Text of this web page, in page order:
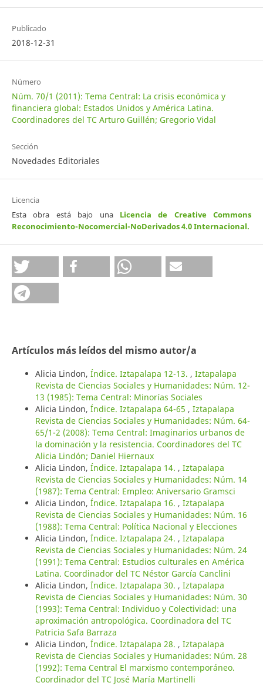
Publicado
2018-12-31
Número
Núm. 70/1 (2011): Tema Central: La crisis económica y
financiera global: Estados Unidos y América Latina.
Coordinadores del TC Arturo Guillén; Gregorio Vidal
Sección
Novedades Editoriales
Licencia
Esta obra está bajo una Licencia de Creative Commons
Reconocimiento-Nocomercial-NoDerivados 4.0 Internacional.
Artículos más leídos del mismo autor/a
Alicia Lindon, Índice. Iztapalapa 12-13. , Iztapalapa
Revista de Ciencias Sociales y Humanidades: Núm. 12-
13 (1985): Tema Central: Minorías Sociales
Alicia Lindon, Índice. Iztapalapa 64-65 , Iztapalapa
Revista de Ciencias Sociales y Humanidades: Núm. 64-
65/1-2 (2008): Tema Central: Imaginarios urbanos de
la dominación y la resistencia. Coordinadores del TC
Alicia Lindón; Daniel Hiernaux
Alicia Lindon, Índice. Iztapalapa 14. , Iztapalapa
Revista de Ciencias Sociales y Humanidades: Núm. 14
(1987): Tema Central: Empleo: Aniversario Gramsci
Alicia Lindon, Índice. Iztapalapa 16. , Iztapalapa
Revista de Ciencias Sociales y Humanidades: Núm. 16
(1988): Tema Central: Política Nacional y Elecciones
Alicia Lindon, Índice. Iztapalapa 24. , Iztapalapa
Revista de Ciencias Sociales y Humanidades: Núm. 24
(1991): Tema Central: Estudios culturales en América
Latina. Coordinador del TC Néstor García Canclini
Alicia Lindon, Índice. Iztapalapa 30. , Iztapalapa
Revista de Ciencias Sociales y Humanidades: Núm. 30
(1993): Tema Central: Individuo y Colectividad: una
aproximación antropológica. Coordinadora del TC
Patricia Safa Barraza
Alicia Lindon, Índice. Iztapalapa 28. , Iztapalapa
Revista de Ciencias Sociales y Humanidades: Núm. 28
(1992): Tema Central El marxismo contemporáneo.
Coordinador del TC José María Martinelli